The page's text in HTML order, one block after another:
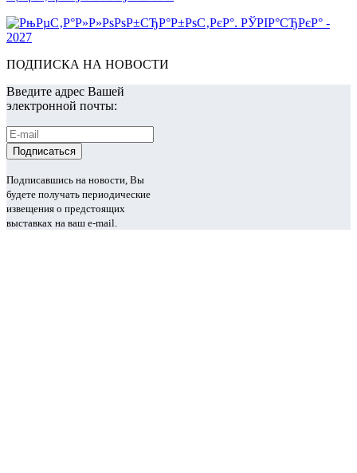
ПОДПИСКА НА НОВОСТИ
Введите адрес Вашей
электронной почты:
Подписавшись на новости, Вы
будете получать периодические
извещения о предстоящих
выставках на ваш e-mail.